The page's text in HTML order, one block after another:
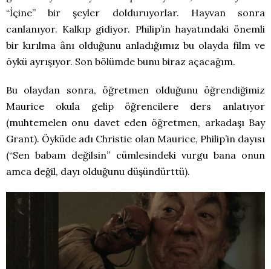
“İçine” bir şeyler dolduruyorlar. Hayvan sonra
canlanıyor. Kalkıp gidiyor. Philip’in hayatındaki önemli
bir kırılma ânı olduğunu anladığımız bu olayda film ve
öykü ayrışıyor. Son bölümde bunu biraz açacağım.
Bu olaydan sonra, öğretmen olduğunu öğrendiğimiz
Maurice okula gelip öğrencilere ders anlatıyor
(muhtemelen onu davet eden öğretmen, arkadaşı Bay
Grant). Öyküde adı Christie olan Maurice, Philip’in dayısı
(“Sen babam değilsin” cümlesindeki vurgu bana onun
amca değil, dayı olduğunu düşündürttü).